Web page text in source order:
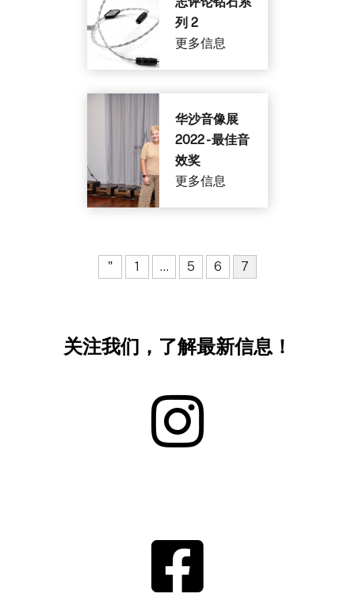
列 2
更多信息
华沙音像展
2022 - 最佳音
效奖
更多信息
" 1 ... 5 6 7
关注我们，了解最新信息！